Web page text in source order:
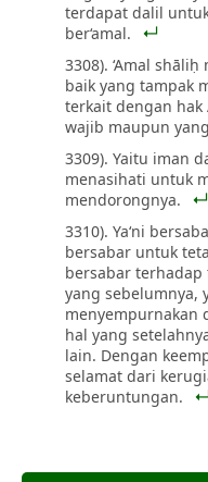
terdapat dalil
ber‘amal.
3308). ‘Amal
baik yang tampak
terkait dengan hak
wajib maupun
3309). Yaitu iman
menasihati untuk
mendorongnya.
3310). Ya‘ni
bersabar untuk
bersabar
yang sebelumnya,
menyempurnakan
hal yang
lain. Dengan
selamat dari
keberuntungan.